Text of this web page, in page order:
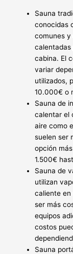
Sauna
conocidas
comunes y
calentadas
cabina. El
variar
utilizados,
10.000€ o
Sauna de
calentar el
aire como
suelen ser
opción
1.500€
Sauna de
utilizan
caliente en
ser más
equipos
costos
Sauna